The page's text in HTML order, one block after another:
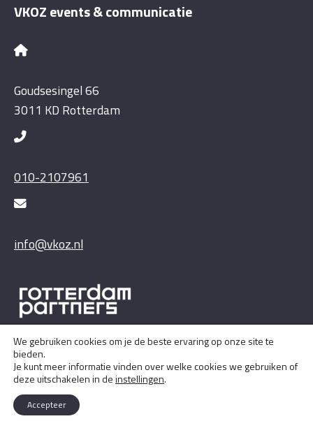
VKOZ events & communicatie
Goudsesingel 66
3011 KD Rotterdam
010-2107961
info@vkoz.nl
Copyright © 2026 VKOZ |
We gebruiken cookies om je de beste ervaring op onze site te
bieden.
Je kunt meer informatie vinden over welke cookies we gebruiken of
deze uitschakelen in deinstellingen.
Accepteer